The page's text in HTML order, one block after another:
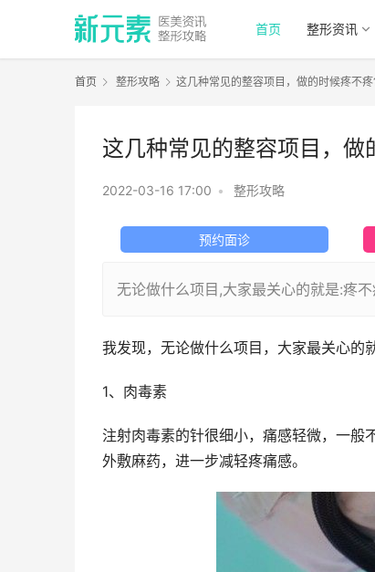
首页 整形资讯
首页 整形攻略 这几种常见的整容项目，做的时候疼不
这几种常见的整容项目，
2022-03-16 17:00 • 整形攻略
预约面诊
无论做什么项目,大家最关心的就是:疼
我发现，无论做什么项目，大家最关心的
1、肉毒素
注射肉毒素的针很细小，痛感轻微，一般
外敷麻药，进一步减轻疼痛感。